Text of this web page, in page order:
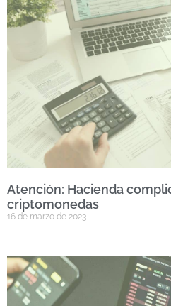
Atención: Hacienda
criptomonedas
16 de marzo de 2023